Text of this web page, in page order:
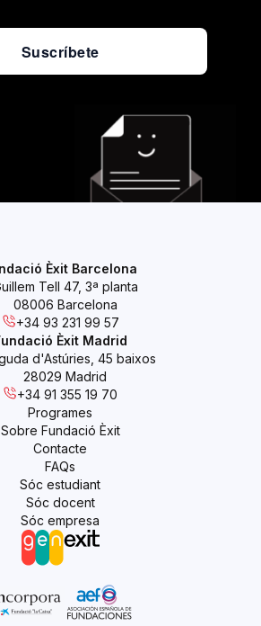
Suscríbete
Èxit Barcelona
Tell 47, 3ª planta
08006 Barcelona
+34 93 231 99 57
Èxit Madrid
d'Astúries, 45 baixos
28029 Madrid
+34 91 355 19 70
Programes
Sobre Fundació Èxit
Contacte
FAQs
Sóc estudiant
Sóc docent
Sóc empresa